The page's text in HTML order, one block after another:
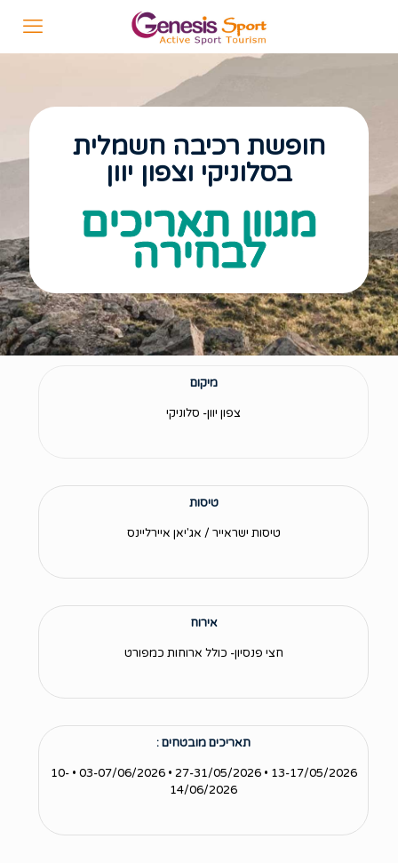
חופשת רכיבה חשמלית
בסלוניקי וצפון יוון
מגוון תאריכים
לבחירה
מיקום
צפון יוון- סלוניקי
טיסות
טיסות ישראייר / אג'יאן איירליינס
אירוח
חצי פנסיון- כולל ארוחות כמפורט
תאריכים מובטחים :
13-17/05/2026 • 27-31/05/2026 • 03-07/06/2026 • 10-
14/06/2026